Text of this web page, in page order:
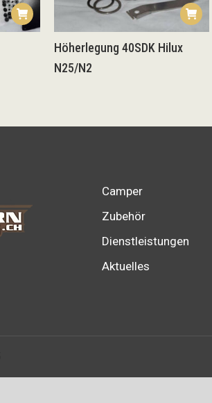
Höherlegung 40SDK Hilux
N25/N2
Camper
Zubehör
Dienstleistungen
Aktuelles